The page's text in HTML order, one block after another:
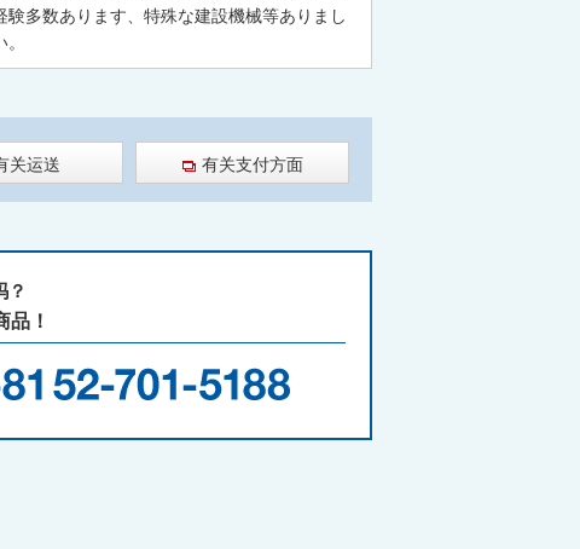
多数あります、特殊な建設機械等ありまし
关运送 有关支付方面
？
品！